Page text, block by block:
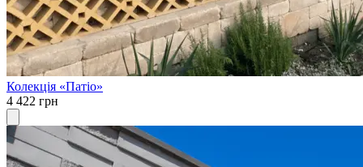
Колекція «Патіо»
4 422 грн